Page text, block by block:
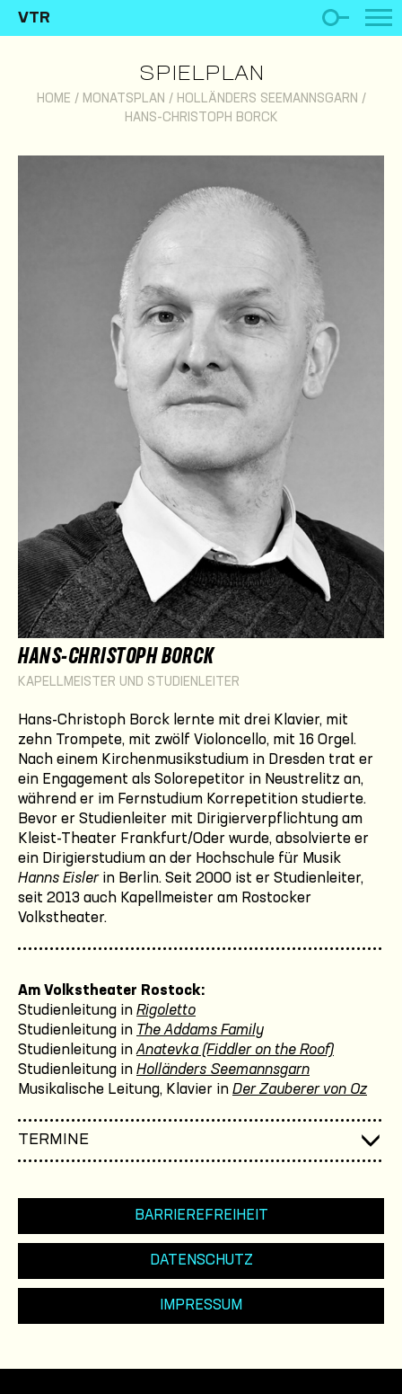
VTR
SPIELPLAN
HOME / MONATSPLAN / HOLLÄNDERS SEEMANNSGARN /
HANS-CHRISTOPH BORCK
HANS-CHRISTOPH BORCK
KAPELLMEISTER UND STUDIENLEITER
Hans-Christoph Borck lernte mit drei Klavier, mit
zehn Trompete, mit zwölf Violoncello, mit 16 Orgel.
Nach einem Kirchenmusikstudium in Dresden trat er
ein Engagement als Solorepetitor in Neustrelitz an,
während er im Fernstudium Korrepetition studierte.
Bevor er Studienleiter mit Dirigierverpflichtung am
Kleist-Theater Frankfurt/Oder wurde, absolvierte er
ein Dirigierstudium an der Hochschule für Musik
Hanns Eislerin Berlin. Seit 2000 ist er Studienleiter,
seit 2013 auch Kapellmeister am Rostocker
Volkstheater.
Am Volkstheater Rostock:
Studienleitung in Rigoletto
Studienleitung in The Addams Family
Studienleitung in Anatevka (Fiddler on the Roof)
Studienleitung in Holländers Seemannsgarn
Musikalische Leitung, Klavier in Der Zauberer von Oz
TERMINE
BARRIEREFREIHEIT
DATENSCHUTZ
IMPRESSUM